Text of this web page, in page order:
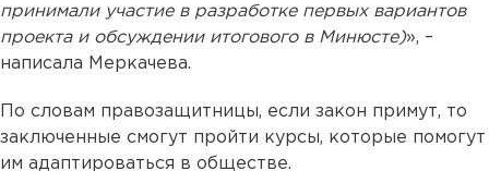
принимали участие в разработке первых вариантов
проекта и обсуждении итогового в Минюсте)», –
написала Меркачева.
По словам правозащитницы, если закон примут, то
заключенные смогут пройти курсы, которые помогут
им адаптироваться в обществе.